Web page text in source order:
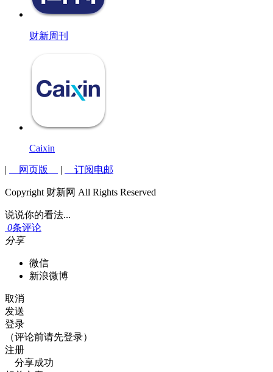
财新周刊
Caixin
| 网页版 | 订阅电邮
Copyright 财新网 All Rights Reserved
说说你的看法...
0条评论
分享
微信
新浪微博
取消
发送
登录
（评论前请先登录）
注册
分享成功